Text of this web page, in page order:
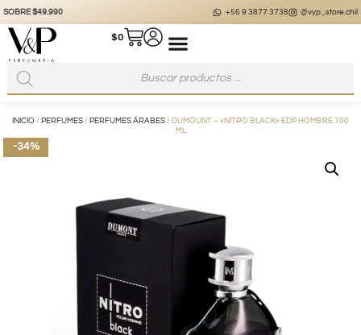
@vyp_store.chile vypstore.cl
$0
INICIO / PERFUMES / PERFUMES ÁRABES / DUMOUNT – «NITRO BLACK» EDP HOMBRE 100
ML
-34%